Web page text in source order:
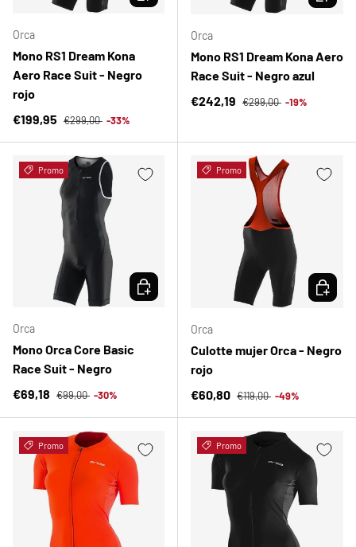
Orca
Mono RS1 Dream Kona
Aero Race Suit - Negro
rojo
Precio de venta
€199,95 Precio normal
€299,00 -33%
Orca
Mono RS1 Dream Kona Aero
Race Suit - Negro azul
Precio de venta
€242,19 Precio normal
€299,00 -19%
Promo
Orca
Mono Orca Core Basic
Race Suit - Negro
Precio de venta
€69,18 Precio normal
€99,00 -30%
ELEGIR OPCIONES
Promo
Orca
Culotte mujer Orca - Negro
rojo
Precio de venta
€60,80 Precio normal
€119,00 -49%
ELEGIR
Promo Promo